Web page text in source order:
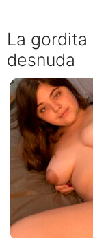
La gordita
desnuda